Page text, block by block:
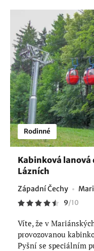
Rodinné
Kabinková lanová
Lázních
Západní Čechy
9/10
Víte, že v
provozovanou
Pyšní se speciálním